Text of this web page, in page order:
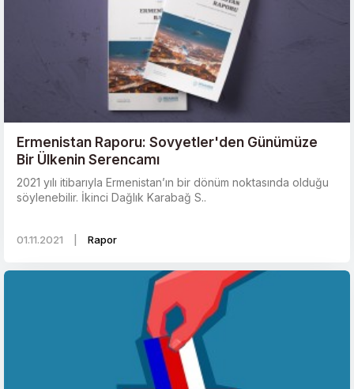
Ermenistan Raporu: Sovyetler'den Günümüze
Bir Ülkenin Serencamı
2021 yılı itibarıyla Ermenistan’ın bir dönüm noktasında olduğu
söylenebilir. İkinci Dağlık Karabağ S..
01.11.2021 Rapor